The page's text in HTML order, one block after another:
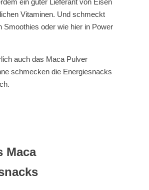
ein guter Lieferant von Eisen
Vitaminen. Und schmeckt
Smoothies oder wie hier in Power
auch das Maca Pulver
schmecken die Energiesnacks
Maca